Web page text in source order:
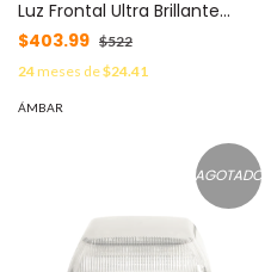
Luz Frontal Ultra Brillante
para motocicleta, color
$403.99 $522
24meses de$24.41
ÁMBAR
AGOTADO